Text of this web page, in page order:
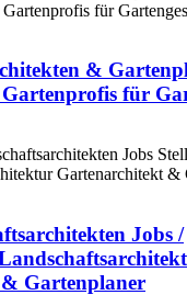
&
für
Jobs /
Gartenplaner